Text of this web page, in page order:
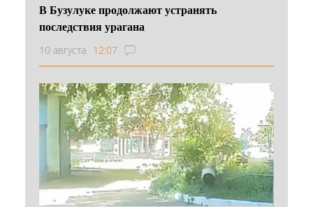
В Бузулуке продолжают устранять
последствия урагана
10 августа 12:07